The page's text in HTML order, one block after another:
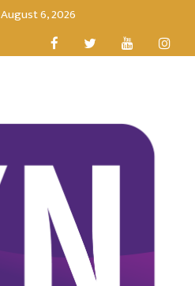
August 6, 2026